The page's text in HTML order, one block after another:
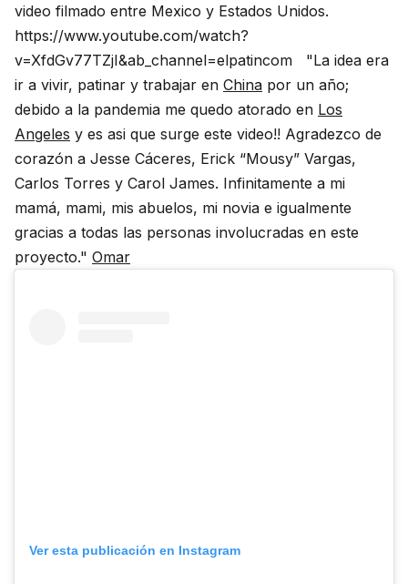
video filmado entre Mexico y Estados Unidos.
https://www.youtube.com/watch?
v=XfdGv77TZjI&ab_channel=elpatincom "La idea era
ir a vivir, patinar y trabajar en China por un año;
debido a la pandemia me quedo atorado en Los
Angeles y es asi que surge este video!! Agradezco de
corazón a Jesse Cáceres, Erick “Mousy” Vargas,
Carlos Torres y Carol James. Infinitamente a mi
mamá, mami, mis abuelos, mi novia e igualmente
gracias a todas las personas involucradas en este
proyecto." Omar
Ver esta publicación en Instagram